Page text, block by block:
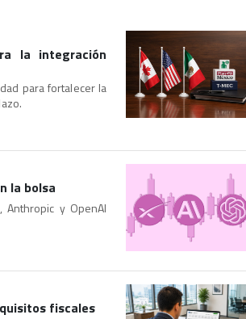
la integración
para fortalecer la
la bolsa
Anthropic y OpenAI
fiscales